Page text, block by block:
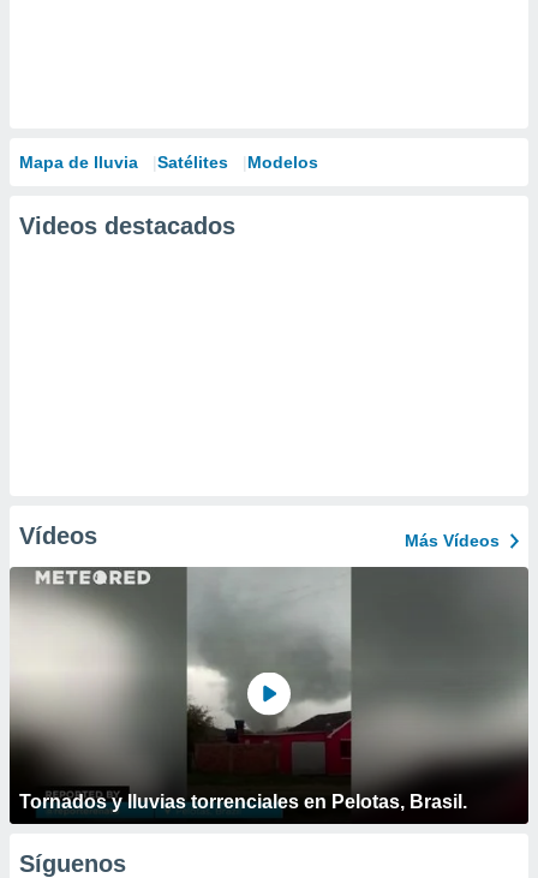
Mapa de lluvia Satélites Modelos
Videos destacados
Vídeos Más Vídeos
Tornados y lluvias torrenciales en Pelotas, Brasil.
Síguenos